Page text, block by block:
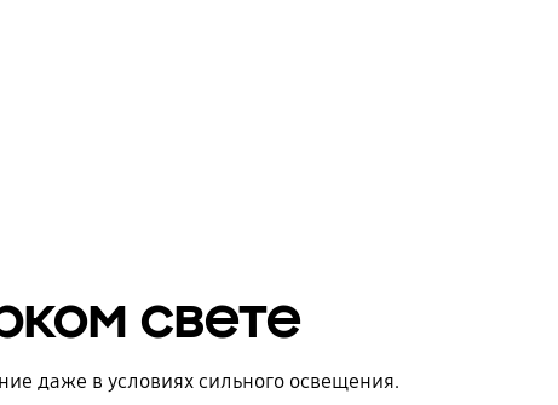
свете
даже в условиях сильного освещения.